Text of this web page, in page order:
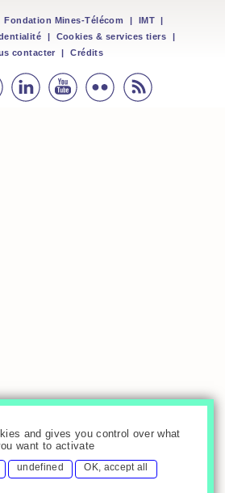
Fondation Mines-Télécom | IMT |
| Cookies & services tiers
|
contacter
| Crédits
and gives you control over what
want to activate
undefined OK, accept all